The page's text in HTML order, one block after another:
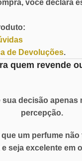
você declara
de Devoluções.
quem revende
sua decisão apenas
percepção.
um perfume
seja excelente em